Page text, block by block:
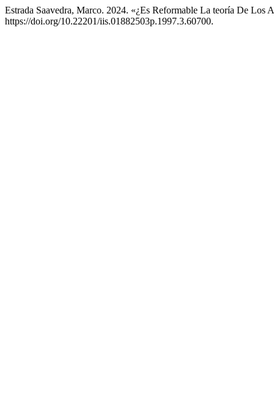
Estrada Saavedra, Marco. 2024. «¿Es Reformable La teoría De Los
https://doi.org/10.22201/iis.01882503p.1997.3.60700.